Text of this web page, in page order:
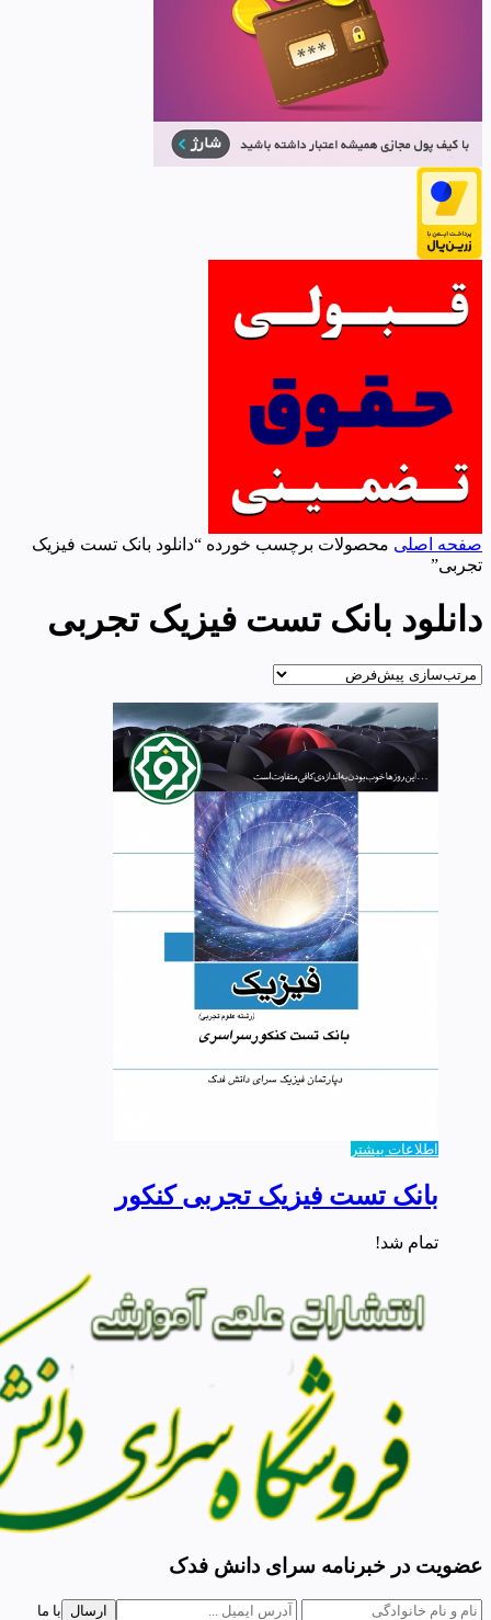
صفحه اصلی محصولات برچسب خورده “دانلود بانک تست فیزیک
تجربی”
دانلود بانک تست فیزیک تجربی
اطلاعات بیشتر
بانک تست فیزیک تجربی کنکور
تمام شد!
عضویت در خبرنامه سرای دانش فدک
ارسال
با ما